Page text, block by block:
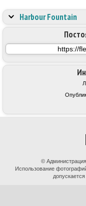
Harbour Fountain
©
Использование